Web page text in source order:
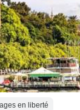
en liberté